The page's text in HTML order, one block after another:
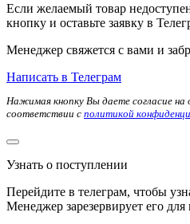
Если желаемый товар
кнопку и оставьте заявку в
Менеджер свяжется с вами и
Написать в Телеграм
Нажимая кнопку Вы даете согласие на
соответствии с политикой
Узнать о поступлении
Перейдите в телеграм, чтобы
Менеджер зарезервирует его для